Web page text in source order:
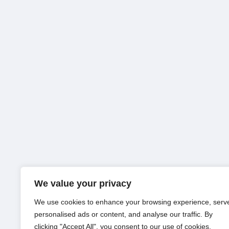
We value your privacy
We use cookies to enhance your browsing experience,
personalised ads or content, and analyse our traffic. By
clicking "Accept All", you consent to our use of cookies.